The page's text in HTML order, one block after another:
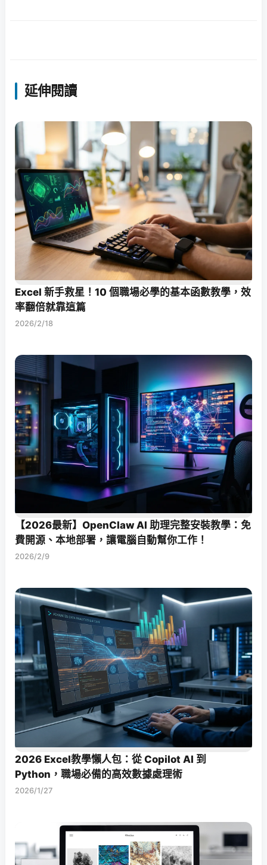
延伸閱讀
Excel 新手救星！10 個職場必學的基本函數教學，效
率翻倍就靠這篇
2026/2/18
【2026最新】OpenClaw AI 助理完整安裝教學：免
費開源、本地部署，讓電腦自動幫你工作！
2026/2/9
2026 Excel教學懶人包：從 Copilot AI 到
Python，職場必備的高效數據處理術
2026/1/27